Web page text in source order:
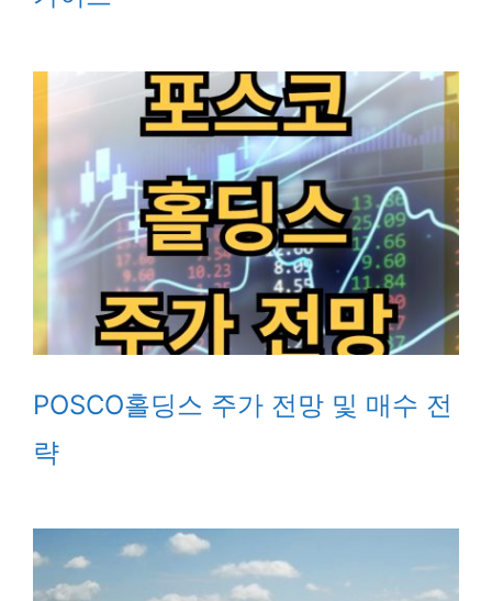
POSCO홀딩스 주가 전망 및 매수 전
략